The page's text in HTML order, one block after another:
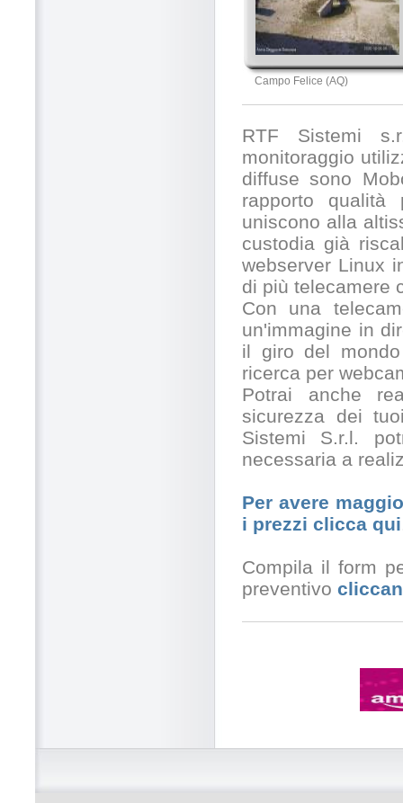
Campo Felice (AQ)
RTF Sistemi
monitoraggio
diffuse sono
rapporto qualità
uniscono alla
custodia già
webserver Linux
di più telecamere
Con una
un'immagine in
il giro del
ricerca per
Potrai anche
sicurezza dei
Sistemi S.r.l.
necessaria a
Per avere
i prezzi clicca qui
Compila il form
preventivo